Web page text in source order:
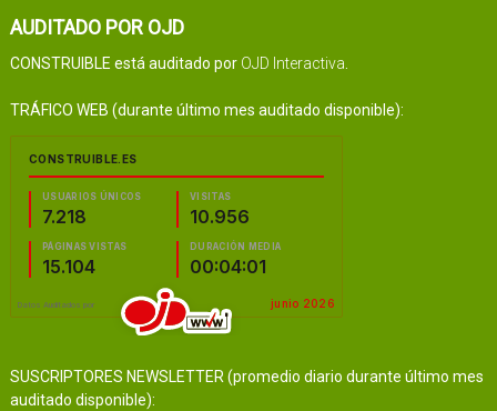
AUDITADO POR OJD
CONSTRUIBLE está auditado por OJD Interactiva
TRÁFICO WEB (durante último mes auditado disponible):
SUSCRIPTORES NEWSLETTER (promedio diario durante último mes
auditado disponible):